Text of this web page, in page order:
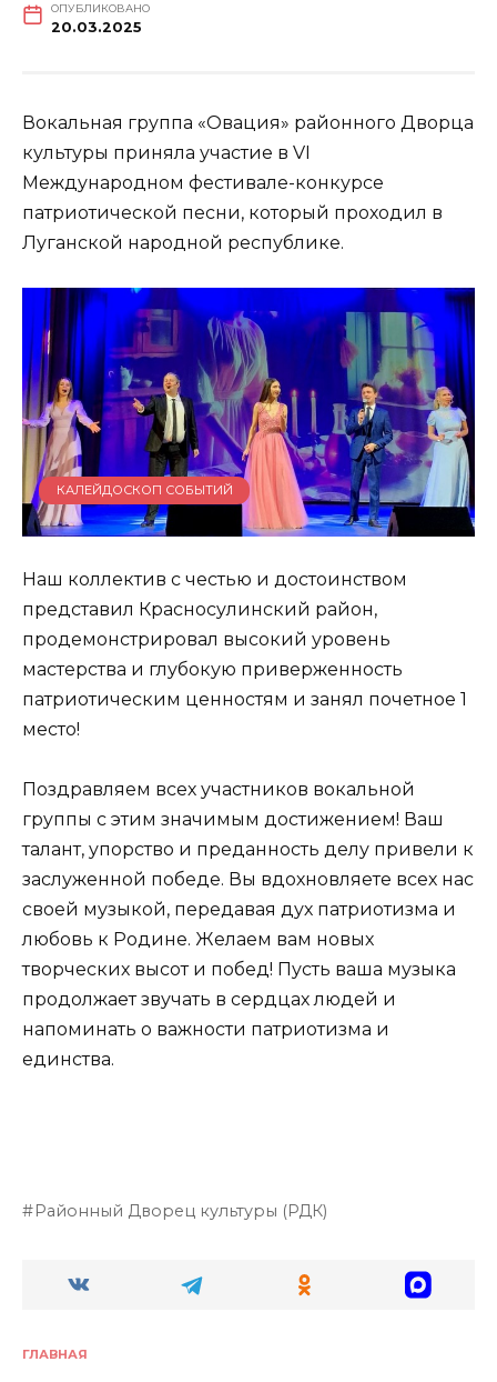
ОПУБЛИКОВАНО
20.03.2025
Вокальная группа «Овация» районного Дворца
культуры приняла участие в VI
Международном фестивале-конкурсе
патриотической песни, который проходил в
Луганской народной республике.
КАЛЕЙДОСКОП СОБЫТИЙ
Наш коллектив с честью и достоинством
представил Красносулинский район,
продемонстрировал высокий уровень
мастерства и глубокую приверженность
патриотическим ценностям и занял почетное 1
место!
Поздравляем всех участников вокальной
группы с этим значимым достижением! Ваш
талант, упорство и преданность делу привели к
заслуженной победе. Вы вдохновляете всех нас
своей музыкой, передавая дух патриотизма и
любовь к Родине. Желаем вам новых
творческих высот и побед! Пусть ваша музыка
продолжает звучать в сердцах людей и
напоминать о важности патриотизма и
единства.
Районный Дворец культуры (РДК)
ГЛАВНАЯ